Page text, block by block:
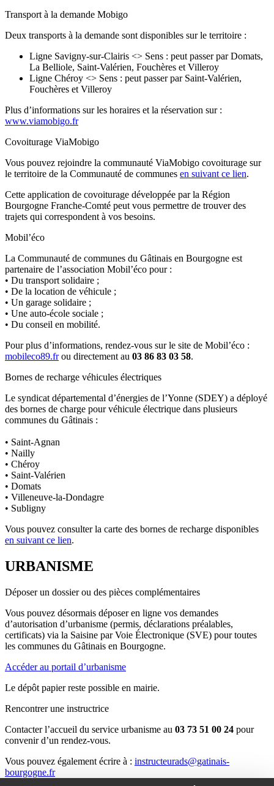
Transport à la demande Mobigo
Deux transports à la demande sont disponibles sur le territoire :
Ligne Savigny-sur-Clairis <> Sens : peut passer par Domats,
La Belliole, Saint-Valérien, Fouchères et Villeroy
Ligne Chéroy <> Sens : peut passer par Saint-Valérien,
Fouchères et Villeroy
Plus d’informations sur les horaires et la réservation sur :
www.viamobigo.fr
Covoiturage ViaMobigo
Vous pouvez rejoindre la communauté ViaMobigo covoiturage sur
le territoire de la Communauté de communes en suivant ce lien.
Cette application de covoiturage développée par la Région
Bourgogne Franche-Comté peut vous permettre de trouver des
trajets qui correspondent à vos besoins.
Mobil’éco
La Communauté de communes du Gâtinais en Bourgogne est
partenaire de l’association Mobil’éco pour :
• Du transport solidaire ;
• De la location de véhicule ;
• Un garage solidaire ;
• Une auto-école sociale ;
• Du conseil en mobilité.
Pour plus d’informations, rendez-vous sur le site de Mobil’éco :
mobileco89.frou directement au 03 86 83 03 58.
Bornes de recharge véhicules électriques
Le syndicat départemental d’énergies de l’Yonne (SDEY) a déployé
des bornes de charge pour véhicule électrique dans plusieurs
communes du Gâtinais :
• Saint-Agnan
• Nailly
• Chéroy
• Saint-Valérien
• Domats
• Villeneuve-la-Dondagre
• Subligny
Vous pouvez consulter la carte des bornes de recharge disponibles
en suivant ce lien.
URBANISME
Déposer un dossier ou des pièces complémentaires
Vous pouvez désormais déposer en ligne vos demandes
d’autorisation d’urbanisme (permis, déclarations préalables,
certificats) via la Saisine par Voie Électronique (SVE) pour toutes
les communes du Gâtinais en Bourgogne.
Accéder au portail d’urbanisme
Le dépôt papier reste possible en mairie.
Rencontrer une instructrice
Contacter l’accueil du service urbanisme au 03 73 51 00 24 pour
convenir d’un rendez-vous.
Vous pouvez également écrire à : instructeurads@gatinais-
bourgogne.fr